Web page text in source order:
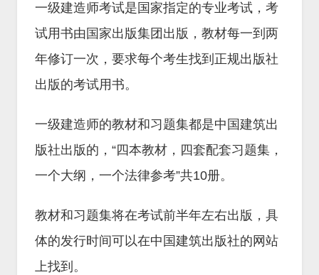
一级建造师考试是国家指定的专业考试，考
试用书由国家出版集团出版，教材每一到两
年修订一次，要求每个考生找到正规出版社
出版的考试用书。
一级建造师的教材和习题集都是中国建筑出
版社出版的，“四本教材，四套配套习题集，
一个大纲，一个法律参考”共10册。
教材和习题集将在考试前半年左右出版，具
体的发行时间可以在中国建筑出版社的网站
上找到。